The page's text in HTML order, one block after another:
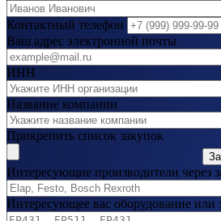
Контактный телефон
Ваш адрес электронной почты
ИНН
Название компании
Прикрепить список закупок
Интересующие производители через
Интересующее вас оборудование или